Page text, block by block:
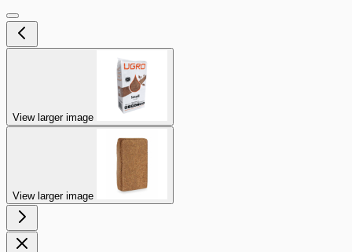
View larger image
View larger image